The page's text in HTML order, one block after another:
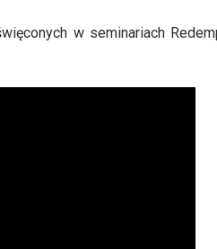
w seminariach